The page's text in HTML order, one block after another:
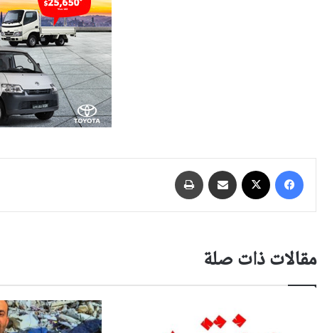
فيسبوك مشاركة عبر البريد
مقالات ذات صلة